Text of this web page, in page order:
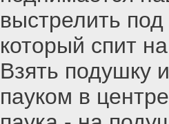
выстрелить
который спит
Взять подушку
пауком в